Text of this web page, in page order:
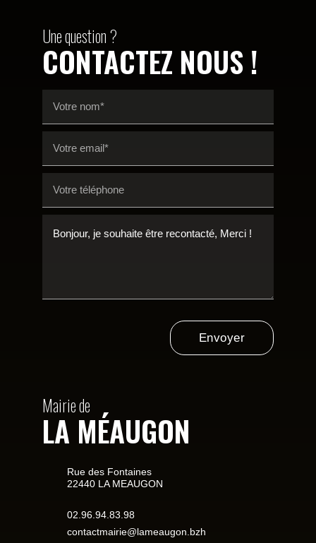
Une question ?
CONTACTEZ NOUS !
Envoyer
Mairie de
LA MÉAUGON
Rue des Fontaines
22440 LA MEAUGON
02.96.94.83.98
contactmairie@lameaugon.bzh